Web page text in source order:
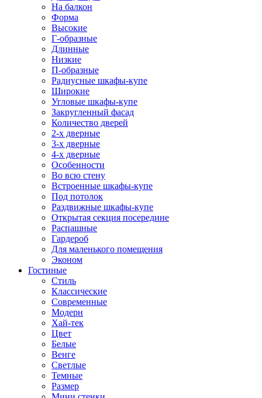
На балкон
Форма
Высокие
Г-образные
Длинные
Низкие
П-образные
Радиусные шкафы-купе
Широкие
Угловые шкафы-купе
Закругленный фасад
Количество дверей
2-х дверные
3-х дверные
4-х дверные
Особенности
Во всю стену
Встроенные шкафы-купе
Под потолок
Раздвижные шкафы-купе
Открытая секция посередине
Распашные
Гардероб
Для маленького помещения
Эконом
Гостиные
Стиль
Классические
Современные
Модерн
Хай-тек
Цвет
Белые
Венге
Светлые
Темные
Размер